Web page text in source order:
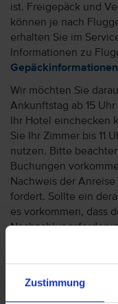
Zustimmung
ist. Freigepäck und
können je nach
erhalten Sie im
Informationen zu
Gepäckinformationen
Wir möchten Sie
Ankunftstag ab 15
Ihr Hotel einchecken
Sie Ihr Zimmer bis 11
nutzen. Bitte
Buchungen
Nachweis der
fordert. Sollte ein
es vorkommen, dass
Hotelbeschreibung